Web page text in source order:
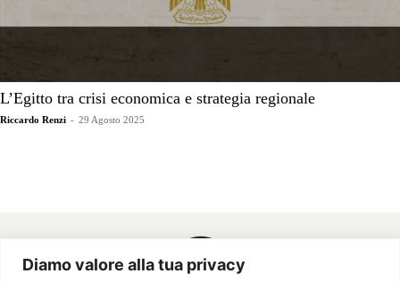
Diamo valore alla tua privacy
L’Egitto tra crisi economica e strategia regionale
Riccardo Renzi - 29 Agosto 2025